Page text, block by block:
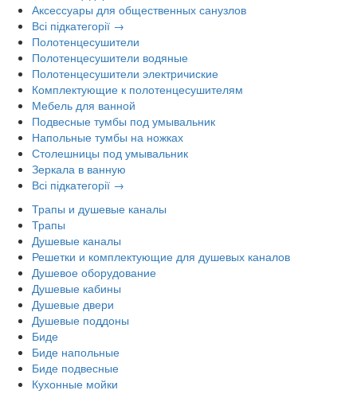
Аксессуары для общественных санузлов
Всі підкатегорії →
Полотенцесушители
Полотенцесушители водяные
Полотенцесушители электричиские
Комплектующие к полотенцесушителям
Мебель для ванной
Подвесные тумбы под умывальник
Напольные тумбы на ножках
Столешницы под умывальник
Зеркала в ванную
Всі підкатегорії →
Трапы и душевые каналы
Трапы
Душевые каналы
Решетки и комплектующие для душевых каналов
Душевое оборудование
Душевые кабины
Душевые двери
Душевые поддоны
Биде
Биде напольные
Биде подвесные
Кухонные мойки